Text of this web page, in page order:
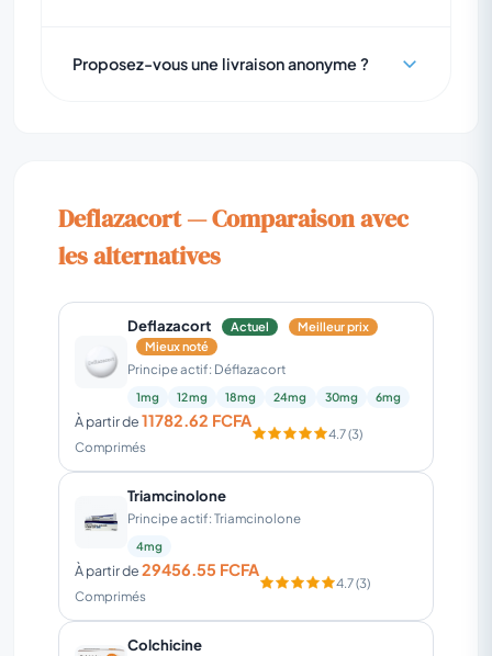
Proposez-vous une livraison anonyme ?
Deflazacort — Comparaison avec
les alternatives
Deflazacort Actuel
Meilleur prix
Mieux noté
Principe actif: Déflazacort
1mg 12mg 18mg 24mg 30mg 6mg
À partir de11782.62 FCFA
Comprimés
4.7 (3)
Triamcinolone
Principe actif: Triamcinolone
4mg
À partir de29456.55 FCFA
Comprimés
4.7 (3)
Colchicine